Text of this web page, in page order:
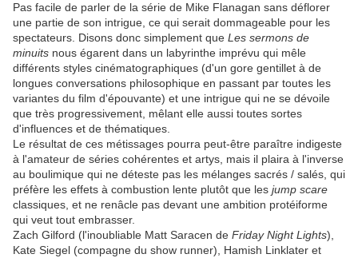
Pas facile de parler de la série de Mike Flanagan sans déflorer
une partie de son intrigue, ce qui serait dommageable pour les
spectateurs. Disons donc simplement que Les sermons de
minuits nous égarent dans un labyrinthe imprévu qui mêle
différents styles cinématographiques (d'un gore gentillet à de
longues conversations philosophique en passant par toutes les
variantes du film d'épouvante) et une intrigue qui ne se dévoile
que très progressivement, mêlant elle aussi toutes sortes
d'influences et de thématiques.
Le résultat de ces métissages pourra peut-être paraître indigeste
à l'amateur de séries cohérentes et artys, mais il plaira à l'inverse
au boulimique qui ne déteste pas les mélanges sacrés / salés, qui
préfère les effets à combustion lente plutôt que les jump scare
classiques, et ne renâcle pas devant une ambition protéiforme
qui veut tout embrasser.
Zach Gilford (l'inoubliable Matt Saracen de Friday Night Lights),
Kate Siegel (compagne du show runner), Hamish Linklater et